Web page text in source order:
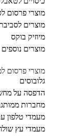
מוצרי פרסום
מוצרים
מיוזיק בוקס
מוצרים נוספים
מוצרי פרסום
גלובוסים
הדפסה על
מחברות
מעמדי טלפון
מעמדי עץ